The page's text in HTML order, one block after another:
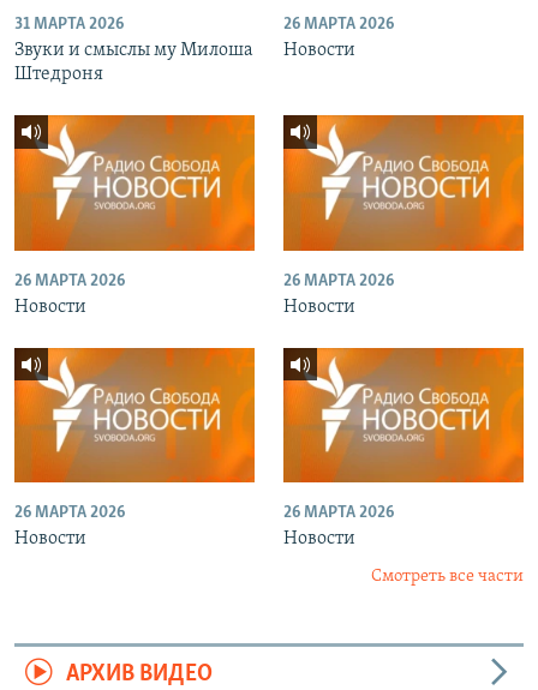
31 МАРТА 2026
Звуки и смыслы му Милоша
Штедроня
26 МАРТА 2026
Новости
26 МАРТА 2026
Новости
26 МАРТА 2026
Новости
26 МАРТА 2026
Новости
26 МАРТА 2026
Новости
Смотреть все части
АРХИВ ВИДЕО